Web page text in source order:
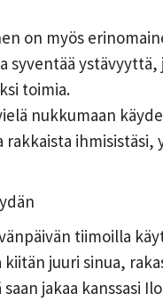
on myös
syventää ystävyyttä,
toimia.
nukkumaan
ihmisistäsi,
tiimoilla
kiitän juuri sinua,
jakaa kanssasi